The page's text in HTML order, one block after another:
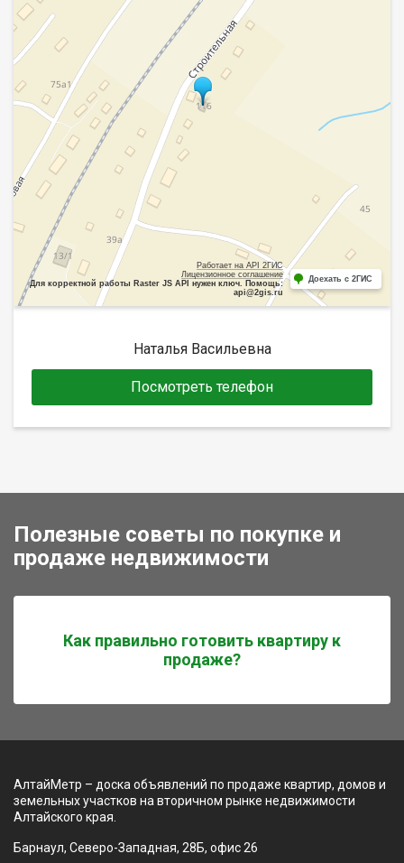
Работает на API 2ГИС
Лицензионное соглашение
Для корректной работы Raster JS API нужен ключ. Помощь:
api@2gis.ru
Доехать с 2ГИС
Наталья Васильевна
Посмотреть телефон
Полезные советы по покупке и
продаже недвижимости
Как правильно готовить квартиру к
продаже?
АлтайМетр – доска объявлений по продаже квартир, домов и
земельных участков на вторичном рынке недвижимости
Алтайского края.
Барнаул, Северо-Западная, 28Б, офис 26